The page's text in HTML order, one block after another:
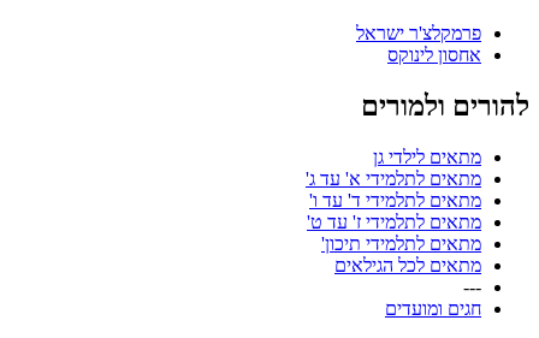
פרמקלצ'ר ישראל
אחסון לינוקס
להורים ולמורים
מתאים לילדי גן
מתאים לתלמידי א' עד ג'
מתאים לתלמידי ד' עד ו'
מתאים לתלמידי ז' עד ט'
מתאים לתלמידי תיכון'
מתאים לכל הגילאים
---
חגים ומועדים